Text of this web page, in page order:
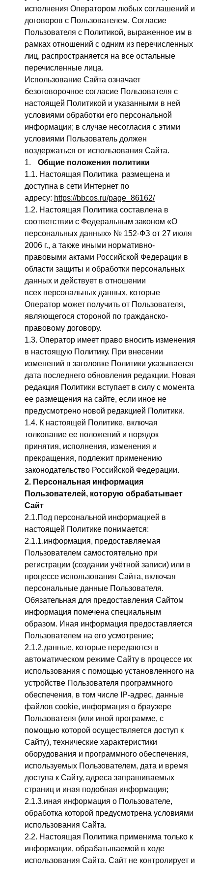
исполнения Оператором любых соглашений и
договоров с Пользователем. Согласие
Пользователя с Политикой, выраженное им в
рамках отношений с одним из перечисленных
лиц, распространяется на все остальные
перечисленные лица.
Использование Сайта означает
безоговорочное согласие Пользователя с
настоящей Политикой и указанными в ней
условиями обработки его персональной
информации; в случае несогласия с этими
условиями Пользователь должен
воздержаться от использования Сайта.
Общие положения политики
1.1. Настоящая Политика размещена и
доступна в сети Интернет по
адресу: https://bbcos.ru/page_86162/
1.2. Настоящая Политика составлена в
соответствии с Федеральным законом «О
персональных данных» № 152-ФЗ от 27 июля
2006 г., а также иными нормативно-
правовыми актами Российской Федерации в
области защиты и обработки персональных
данных и действует в отношении
всех персональных данных, которые
Оператор может получить от Пользователя,
являющегося стороной по гражданско-
правовому договору.
1.3. Оператор имеет право вносить изменения
в настоящую Политику. При внесении
изменений в заголовке Политики указывается
дата последнего обновления редакции. Новая
редакция Политики вступает в силу с момента
ее размещения на сайте, если иное не
предусмотрено новой редакцией Политики.
1.4. К настоящей Политике, включая
толкование ее положений и порядок
принятия, исполнения, изменения и
прекращения, подлежит применению
законодательство Российской Федерации.
2. Персональная информация
Пользователей, которую обрабатывает
Сайт
2.1.Под персональной информацией в
настоящей Политике понимается:
2.1.1.информация, предоставляемая
Пользователем самостоятельно при
регистрации (создании учётной записи) или в
процессе использования Сайта, включая
персональные данные Пользователя.
Обязательная для предоставления Сайтом
информация помечена специальным
образом. Иная информация предоставляется
Пользователем на его усмотрение;
2.1.2.данные, которые передаются в
автоматическом режиме Сайту в процессе их
использования с помощью установленного на
устройстве Пользователя программного
обеспечения, в том числе IP-адрес, данные
файлов cookie, информация о браузере
Пользователя (или иной программе, с
помощью которой осуществляется доступ к
Сайту), технические характеристики
оборудования и программного обеспечения,
используемых Пользователем, дата и время
доступа к Сайту, адреса запрашиваемых
страниц и иная подобная информация;
2.1.3.иная информация о Пользователе,
обработка которой предусмотрена условиями
использования Сайта.
2.2. Настоящая Политика применима только к
информации, обрабатываемой в ходе
использования Сайта. Сайт не контролирует и